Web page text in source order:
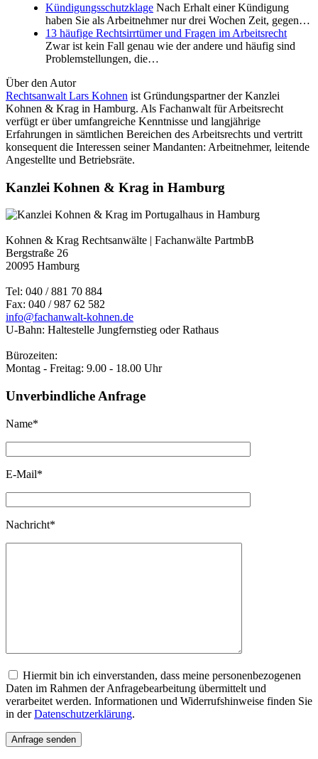
Kündigungsschutzklage Nach Erhalt einer Kündigung
haben Sie als Arbeitnehmer nur drei Wochen Zeit, gegen…
13 häufige Rechtsirrtümer und Fragen im Arbeitsrecht
Zwar ist kein Fall genau wie der andere und häufig sind
Problemstellungen, die…
Über den Autor
Rechtsanwalt Lars Kohnen ist Gründungspartner der Kanzlei
Kohnen & Krag in Hamburg. Als Fachanwalt für Arbeitsrecht
verfügt er über umfangreiche Kenntnisse und langjährige
Erfahrungen in sämtlichen Bereichen des Arbeitsrechts und vertritt
konsequent die Interessen seiner Mandanten: Arbeitnehmer, leitende
Angestellte und Betriebsräte.
Kanzlei Kohnen & Krag in Hamburg
Kohnen & Krag Rechtsanwälte | Fachanwälte PartmbB
Bergstraße 26
20095 Hamburg
Tel: 040 / 881 70 884
Fax: 040 / 987 62 582
info@fachanwalt-kohnen.de
U-Bahn: Haltestelle Jungfernstieg oder Rathaus
Bürozeiten:
Montag - Freitag: 9.00 - 18.00 Uhr
Unverbindliche Anfrage
Name*
E-Mail*
Nachricht*
Hiermit bin ich einverstanden, dass meine personenbezogenen
Daten im Rahmen der Anfragebearbeitung übermittelt und
verarbeitet werden. Informationen und Widerrufshinweise finden Sie
in derDatenschutzerklärung.